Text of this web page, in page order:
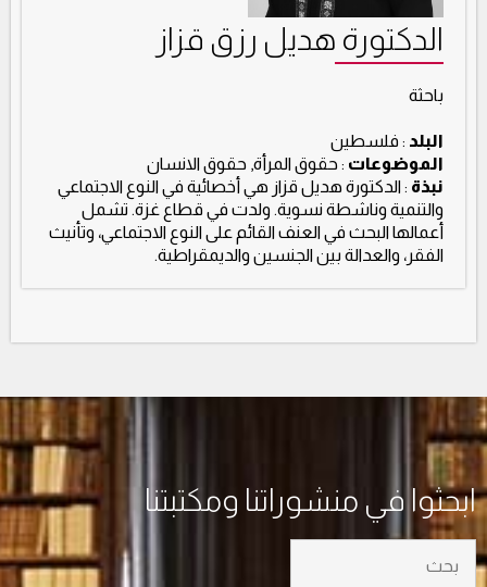
الدكتورة هديل رزق قزاز
باحثة
البلد : فلسطين
الموضوعات : حقوق المرأة, حقوق الانسان
نبذة : الدكتورة هديل قزاز هي أخصائية في النوع الاجتماعي
والتنمية وناشطة نسوية. ولدت في قطاع غزة. تشمل
أعمالها البحث في العنف القائم على النوع الاجتماعي، وتأنيث
الفقر، والعدالة بين الجنسين والديمقراطية.
ابحثوا في منشوراتنا ومكتبتنا